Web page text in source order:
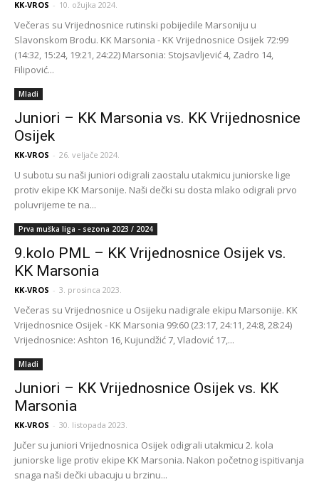
KK-VROS - 10. ožujka 2024.
Večeras su Vrijednosnice rutinski pobijedile Marsoniju u
Slavonskom Brodu. KK Marsonia - KK Vrijednosnice Osijek 72:99
(14:32, 15:24, 19:21, 24:22) Marsonia: Stojsavljević 4, Zadro 14,
Filipović...
Mladi
Juniori – KK Marsonia vs. KK Vrijednosnice
Osijek
KK-VROS - 26. veljače 2024.
U subotu su naši juniori odigrali zaostalu utakmicu juniorske lige
protiv ekipe KK Marsonije. Naši dečki su dosta mlako odigrali prvo
poluvrijeme te na...
Prva muška liga - sezona 2023 / 2024
9.kolo PML – KK Vrijednosnice Osijek vs.
KK Marsonia
KK-VROS - 3. prosinca 2023.
Večeras su Vrijednosnice u Osijeku nadigrale ekipu Marsonije. KK
Vrijednosnice Osijek - KK Marsonia 99:60 (23:17, 24:11, 24:8, 28:24)
Vrijednosnice: Ashton 16, Kujundžić 7, Vladović 17,...
Mladi
Juniori – KK Vrijednosnice Osijek vs. KK
Marsonia
KK-VROS - 30. listopada 2023.
Jučer su juniori Vrijednosnica Osijek odigrali utakmicu 2. kola
juniorske lige protiv ekipe KK Marsonia. Nakon početnog ispitivanja
snaga naši dečki ubacuju u brzinu...